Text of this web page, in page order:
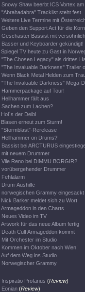
Snowy Shaw beerbt ICS Vortex
"Abrahadabra" Tracklist steht fest.
Weitere Live Termine mit
Geben den Support Act für die
Geschaster Bassist mit
Basser und Keyboarder gekündigt!
Spiegel TV heute zu Gast in
"The Chosen Legacy" als drittes
"The Invaluable Darkness" Trailer
Wenn Black Metal Helden zum
"The Invaluable Darkness" Mega-
Hammerpackage auf Tour!
Hellhammer fällt aus
Sachen zum Lachen?
Hol´s der Deibl
Blasen erneut zum Sturm!
"Stormblast"-Rerelease
Hellhammer on Drums?
Bassist bei ARCTURUS
mit neuem Drummer
Vile Reno bei DIMMU BORGIR?
vorübergehender Drummer
Fehlalarm
Drum-Aushilfe
norwegischen Grammy eingesackt
Nick Barker meldet sich zu Wort
Armageddon in den Charts
Neues Video im TV
Artwork für das neue Album fertig
Death Cult Armageddon kommt
Mit Orchester im Studio
Kommen im Oktober nach Wien!
Auf dem Weg ins Studio
Norwegischer Grammy
Inspiratio Profanus (Review)
Eonian (Review)